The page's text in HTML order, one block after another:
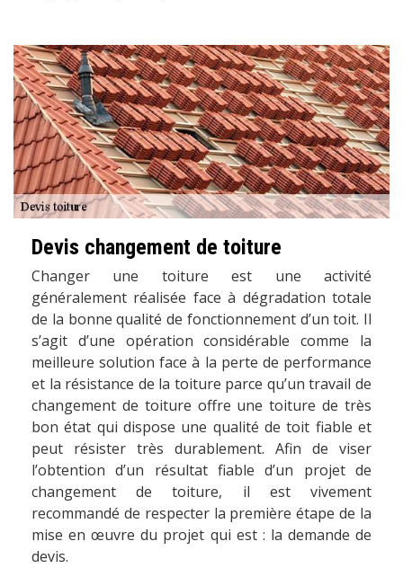
Devis changement de toiture
Changer une toiture est une activité
généralement réalisée face à dégradation totale
de la bonne qualité de fonctionnement d’un toit. Il
s’agit d’une opération considérable comme la
meilleure solution face à la perte de performance
et la résistance de la toiture parce qu’un travail de
changement de toiture offre une toiture de très
bon état qui dispose une qualité de toit fiable et
peut résister très durablement. Afin de viser
l’obtention d’un résultat fiable d’un projet de
changement de toiture, il est vivement
recommandé de respecter la première étape de la
mise en œuvre du projet qui est : la demande de
devis.